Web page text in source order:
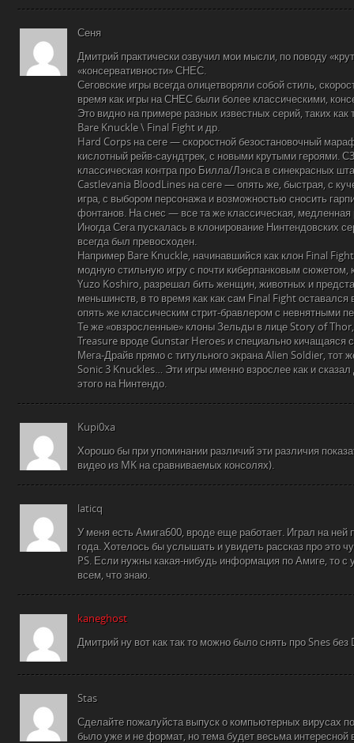
Сеня
Дмитрий практически озвучил мои мысли, по поводу
«консервативности» СНЕС.
Сеговские игры всегда олицетворяли собой стиль,
время как игры на СНЕС были более классическими,
Это видно на примере разных известных серий, таких
Bare Knuckle \ Final Fight и др.
Hard Corps на сеге — скоростной безостановочный
кислотный рейв-саундтрек, с новыми крутыми героями.
классическая контра про Билла/Лэнса в синекрасных
Castlevania BloodLines на сеге — опять же, быстрая, с
игра, с выбором персонажа и возможностью сносить
фонтанов. На снес — все та же классическая, медленная
Иногда Сега пускалась в клонирование Нинтендовских
всегда был превосходен.
Например Bare Knuckle, начинавшийся как клон Final
модную стильную игру с почти киберпанковым сюжетом,
Yuzo Koshiro, разрешал бить женщин, животных и
меньшинств, в то время как как сам Final Fight
опять же классическим стрит-бравлером с невнятными
Те же «овзросленные» клоны Зельды в лице Story of
Treasure вроде Gunstar Heroes и специально кичащаяся
Мега-Драйв прямо с титульного экрана Alien Soldier, тот
Sonic 3 Knuckles… Эти игры именно взрослее как и
этого на Нинтендо.
Kupi0xa
Хорошо бы при упоминании различий эти различия
видео из MK на сравниваемых консолях).
laticq
У меня есть Амига600, вроде еще работает. Играл на ней
года. Хотелось бы услышать и увидеть рассказ про это
PS. Если нужны какая-нибудь информация по Амиге, то
всем, что знаю.
kaneghost
Дмитрий ну вот как так то можно было снять про Snes
Stas
Сделайте пожалуйста выпуск о компьютерных вирусах
было уже и не формат, но тема будет весьма